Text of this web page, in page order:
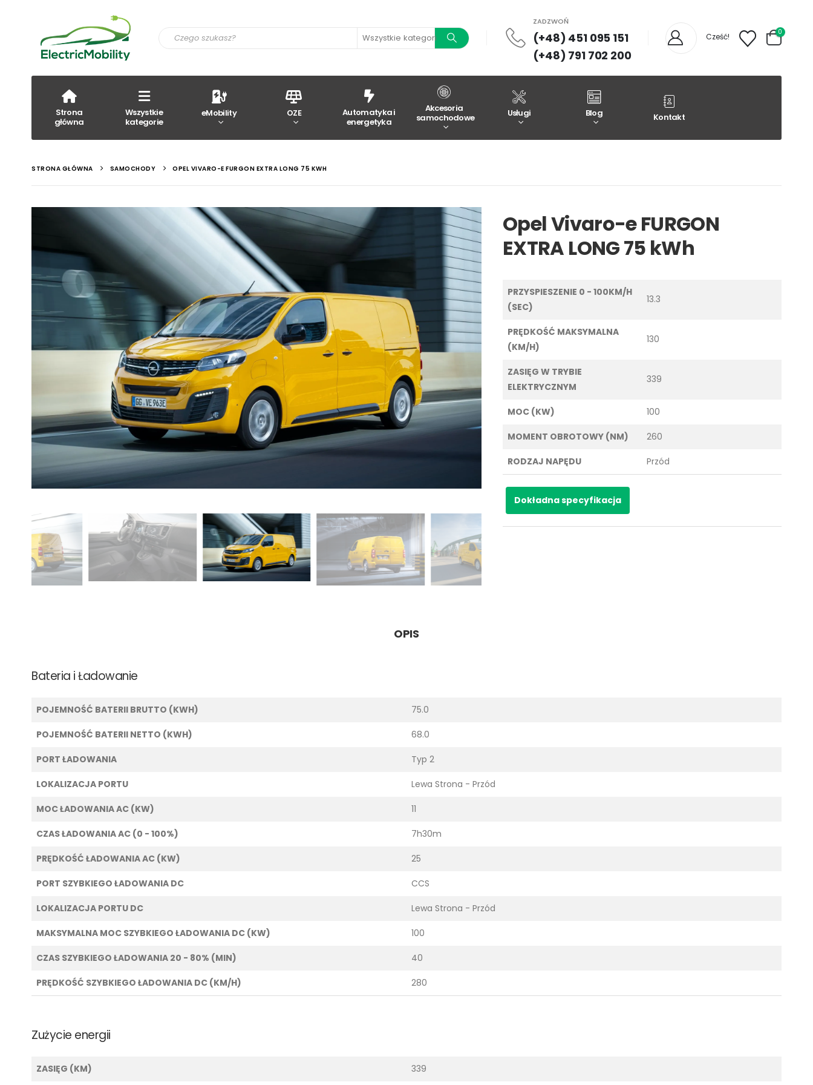
Wszystkie kategorie
ZADZWOŃ
(+48) 451 095 151
(+48) 791 702 200
Cześć! 0
Strona
główna
Wszystkie
kategorie
eMobility OZE
Automatyka i
energetyka
Akcesoria
samochodowe
Usługi Blog Kontakt
STRONA GŁÓWNA SAMOCHODY OPEL VIVARO-E FURGON EXTRA LONG 75 KWH
Opel Vivaro-e FURGON
EXTRA LONG 75 kWh
PRZYSPIESZENIE 0 - 100KM/H
(SEC)
13.3
PRĘDKOŚĆ MAKSYMALNA
(KM/H)
130
ZASIĘG W TRYBIE
ELEKTRYCZNYM
339
MOC (KW) 100
MOMENT OBROTOWY (NM) 260
RODZAJ NAPĘDU Przód
Dokładna specyfikacja
OPIS
Bateria i Ładowanie
POJEMNOŚĆ BATERII BRUTTO (KWH) 75.0
POJEMNOŚĆ BATERII NETTO (KWH) 68.0
PORT ŁADOWANIA Typ 2
LOKALIZACJA PORTU Lewa Strona - Przód
MOC ŁADOWANIA AC (KW) 11
CZAS ŁADOWANIA AC (0 - 100%) 7h30m
PRĘDKOŚĆ ŁADOWANIA AC (KW) 25
PORT SZYBKIEGO ŁADOWANIA DC CCS
LOKALIZACJA PORTU DC Lewa Strona - Przód
MAKSYMALNA MOC SZYBKIEGO ŁADOWANIA DC (KW) 100
CZAS SZYBKIEGO ŁADOWANIA 20 - 80% (MIN) 40
PRĘDKOŚĆ SZYBKIEGO ŁADOWANIA DC (KM/H) 280
Zużycie energii
ZASIĘG (KM) 339